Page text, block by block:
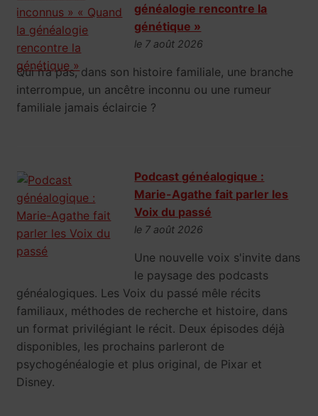
généalogie rencontre la
génétique »
le 7 août 2026
Qui n’a pas, dans son histoire familiale, une branche
interrompue, un ancêtre inconnu ou une rumeur
familiale jamais éclaircie ?
Podcast généalogique :
Marie-Agathe fait parler les
Voix du passé
le 7 août 2026
Une nouvelle voix s'invite dans
le paysage des podcasts
généalogiques. Les Voix du passé mêle récits
familiaux, méthodes de recherche et histoire, dans
un format privilégiant le récit. Deux épisodes déjà
disponibles, les prochains parleront de
psychogénéalogie et plus original, de Pixar et
Disney.